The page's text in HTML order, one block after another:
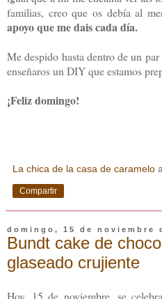
familias, creo que os debía al
apoyo que me dais cada día.
Me despido hasta dentro de un
enseñaros un DIY que estamos
¡Feliz domingo!
La chica de la casa de caramelo
Compartir
domingo, 15 de noviembre
Bundt cake de
glaseado crujiente
Hoy, 15 de noviembre, se